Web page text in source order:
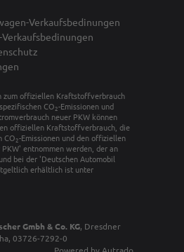
Verkaufsbedinungen
zum offiziellen Kraftstoffverbrauch
CO 2-Emissionen und
neuer PKW können
offiziellen Kraftstoffverbrauch, die
CO 2-Emissionen und den offiziellen
entnommen werden, der an
bei der 'Deutschen Automobil
erhältlich ist unter
Gmbh & Co. KG, Dresdner
03726-7292-0
Powered by Autrado